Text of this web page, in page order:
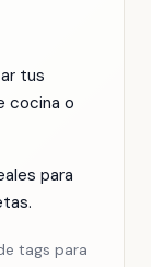
tus
cocina o
para
tags para